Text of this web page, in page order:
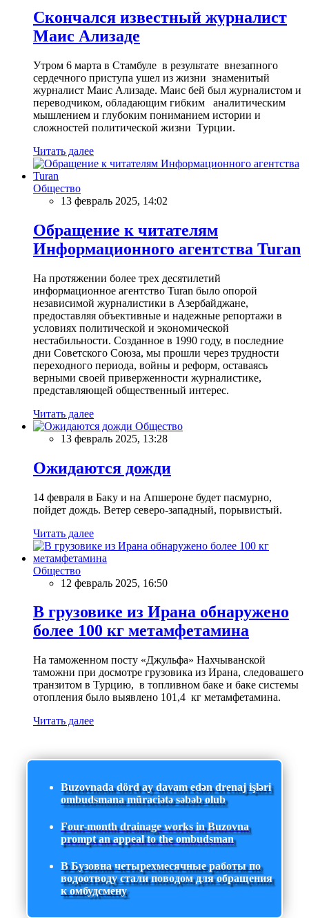
Скончался известный журналист
Маис Ализаде
Утром 6 марта в Стамбуле в результате внезапного
сердечного приступа ушел из жизни знаменитый
журналист Маис Ализаде. Маис бей был журналистом и
переводчиком, обладающим гибким аналитическим
мышлением и глубоким пониманием истории и
сложностей политической жизни Турции.
Читать далее
Общество
13 февраль 2025, 14:02
Обращение к читателям
Информационного агентства Turan
На протяжении более трех десятилетий
информационное агентство Turan было опорой
независимой журналистики в Азербайджане,
предоставляя объективные и надежные репортажи в
условиях политической и экономической
нестабильности. Созданное в 1990 году, в последние
дни Советского Союза, мы прошли через трудности
переходного периода, войны и реформ, оставаясь
верными своей приверженности журналистике,
представляющей общественный интерес.
Читать далее
Общество
13 февраль 2025, 13:28
Ожидаются дожди
14 февраля в Баку и на Апшероне будет пасмурно,
пойдет дождь. Ветер северо-западный, порывистый.
Читать далее
Общество
12 февраль 2025, 16:50
В грузовике из Ирана обнаружено
более 100 кг метамфетамина
На таможенном посту «Джульфа» Нахчыванской
таможни при досмотре грузовика из Ирана, следовашего
транзитом в Турцию, в топливном баке и баке системы
отопления было выявлено 101,4 кг метамфетамина.
Читать далее
Buzovnada dörd ay davam edən drenaj işləri
ombudsmana müraciətə səbəb olub
Four-month drainage works in Buzovna
prompt an appeal to the ombudsman
В Бузовна четырехмесячные работы по
водоотводу стали поводом для обращения
к омбудсмену